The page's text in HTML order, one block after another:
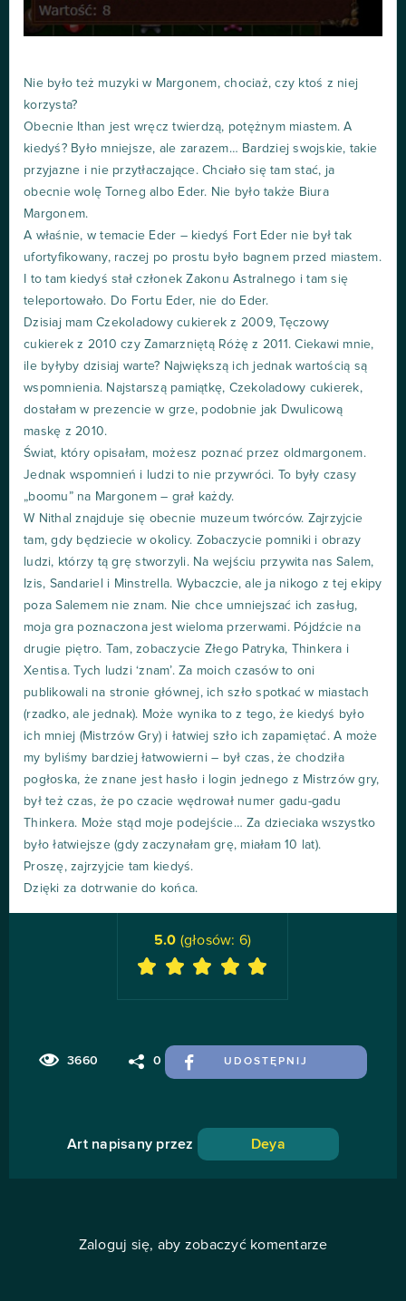
Nie było też muzyki w Margonem, chociaż, czy ktoś z niej
korzysta?
Obecnie Ithan jest wręcz twierdzą, potężnym miastem. A
kiedyś? Było mniejsze, ale zarazem… Bardziej swojskie, takie
przyjazne i nie przytłaczające. Chciało się tam stać, ja
obecnie wolę Torneg albo Eder. Nie było także Biura
Margonem.
A właśnie, w temacie Eder – kiedyś Fort Eder nie był tak
ufortyfikowany, raczej po prostu było bagnem przed miastem.
I to tam kiedyś stał członek Zakonu Astralnego i tam się
teleportowało. Do Fortu Eder, nie do Eder.
Dzisiaj mam Czekoladowy cukierek z 2009, Tęczowy
cukierek z 2010 czy Zamarzniętą Różę z 2011. Ciekawi mnie,
ile byłyby dzisiaj warte? Największą ich jednak wartością są
wspomnienia. Najstarszą pamiątkę, Czekoladowy cukierek,
dostałam w prezencie w grze, podobnie jak Dwulicową
maskę z 2010.
Świat, który opisałam, możesz poznać przez oldmargonem.
Jednak wspomnień i ludzi to nie przywróci. To były czasy
„boomu” na Margonem – grał każdy.
W Nithal znajduje się obecnie muzeum twórców. Zajrzyjcie
tam, gdy będziecie w okolicy. Zobaczycie pomniki i obrazy
ludzi, którzy tą grę stworzyli. Na wejściu przywita nas Salem,
Izis, Sandariel i Minstrella. Wybaczcie, ale ja nikogo z tej ekipy
poza Salemem nie znam. Nie chce umniejszać ich zasług,
moja gra poznaczona jest wieloma przerwami. Pójdźcie na
drugie piętro. Tam, zobaczycie Złego Patryka, Thinkera i
Xentisa. Tych ludzi ‘znam’. Za moich czasów to oni
publikowali na stronie głównej, ich szło spotkać w miastach
(rzadko, ale jednak). Może wynika to z tego, że kiedyś było
ich mniej (Mistrzów Gry) i łatwiej szło ich zapamiętać. A może
my byliśmy bardziej łatwowierni – był czas, że chodziła
pogłoska, że znane jest hasło i login jednego z Mistrzów gry,
był też czas, że po czacie wędrował numer gadu-gadu
Thinkera. Może stąd moje podejście… Za dzieciaka wszystko
było łatwiejsze (gdy zaczynałam grę, miałam 10 lat).
Proszę, zajrzyjcie tam kiedyś.
Dzięki za dotrwanie do końca.
3660 0 UDOSTĘPNIJ
5.0 (głosów: 6)
Art napisany przez Deya
Zaloguj się, aby zobaczyć komentarze